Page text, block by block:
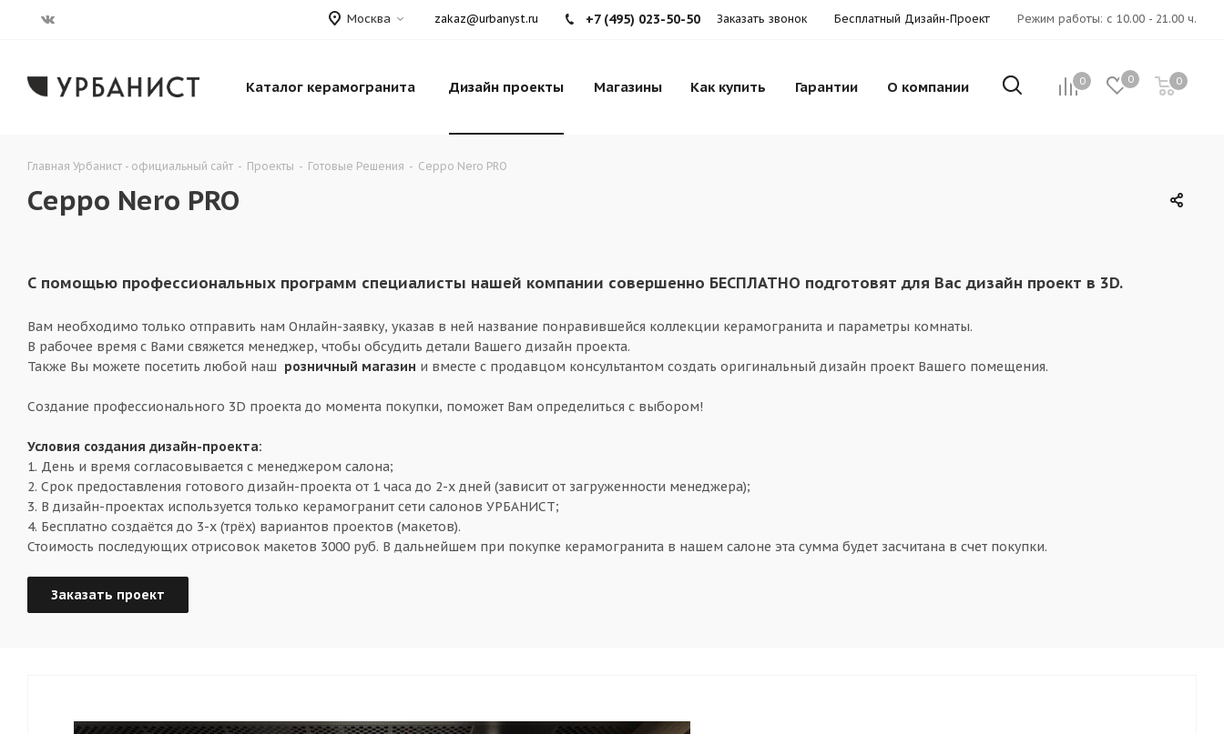
Режим работы: с 10.00 - 21.00 ч.
Бесплатный Дизайн-Проект
+7 (495) 023-50-50 Заказать звонок
Москва zakaz@urbanyst.ru
0 0 0
Каталог керамогранита Дизайн проекты Магазины Как купить Гарантии О компании
Главная Урбанист - официальный сайт - Проекты - Готовые Решения - Ceppo Nero PRO
Ceppo Nero PRO
С помощью профессиональных программ специалисты нашей компании совершенно БЕСПЛАТНО подготовят для Вас дизайн проект в 3D.
Вам необходимо только отправить нам Онлайн-заявку, указав в ней название понравившейся коллекции керамогранита и параметры комнаты.
В рабочее время с Вами свяжется менеджер, чтобы обсудить детали Вашего дизайн проекта.
Также Вы можете посетить любой наш розничный магазин и вместе с продавцом консультантом создать оригинальный дизайн проект Вашего помещения.
Создание профессионального 3D проекта до момента покупки, поможет Вам определиться с выбором!
Условия создания дизайн-проекта:
1. День и время согласовывается с менеджером салона;
2. Срок предоставления готового дизайн-проекта от 1 часа до 2-х дней (зависит от загруженности менеджера);
3. В дизайн-проектах используется только керамогранит сети салонов УРБАНИСТ;
4. Бесплатно создаётся до 3-х (трёх) вариантов проектов (макетов).
Стоимость последующих отрисовок макетов 3000 руб. В дальнейшем при покупке керамогранита в нашем салоне эта сумма будет засчитана в счет покупки.
Заказать проект